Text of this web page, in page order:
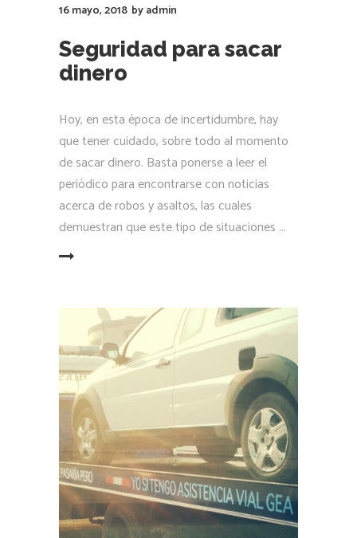
16 mayo, 2018 byadmin
Seguridad para sacar
dinero
Hoy, en esta época de incertidumbre, hay
que tener cuidado, sobre todo al momento
de sacar dinero. Basta ponerse a leer el
periódico para encontrarse con noticias
acerca de robos y asaltos, las cuales
demuestran que este tipo de situaciones